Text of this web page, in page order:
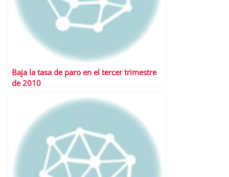
Baja la tasa de paro en el tercer trimestre
de 2010